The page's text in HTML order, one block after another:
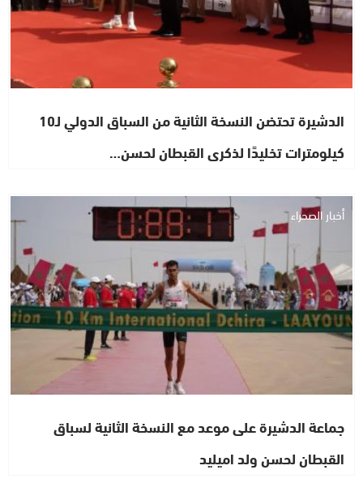
الدشيرة تحتضن النسخة الثانية من السباق الدولي لـ10
كيلومترات تخليدًا لذكرى القبطان لحسن…
أخبار الصحراء
جماعة الدشيرة على موعد مع النسخة الثانية لسباق
القبطان لحسن ولد اميليد